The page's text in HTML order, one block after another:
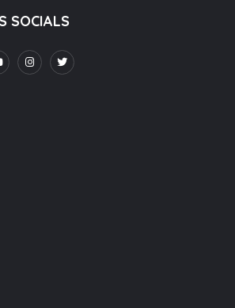
SOCIALS